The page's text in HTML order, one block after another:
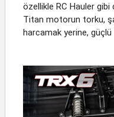
özellikle RC Hauler
Titan motorun torku,
harcamak yerine,